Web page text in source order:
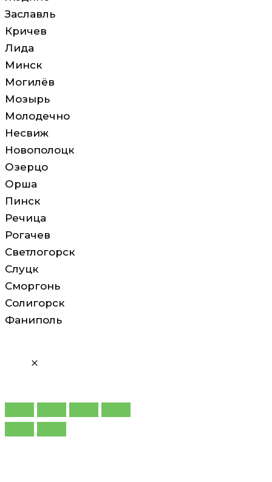
Заславль
Кричев
Лида
Минск
Могилёв
Мозырь
Молодечно
Несвиж
Новополоцк
Озерцо
Орша
Пинск
Речица
Рогачев
Светлогорск
Слуцк
Сморгонь
Солигорск
Фаниполь